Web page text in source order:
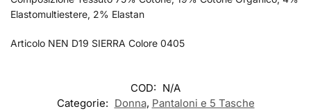
Elastomultiestere, 2% Elastan
Articolo NEN D19 SIERRA Colore 0405
COD: N/A
Categorie: Donna, Pantaloni e 5 Tasche